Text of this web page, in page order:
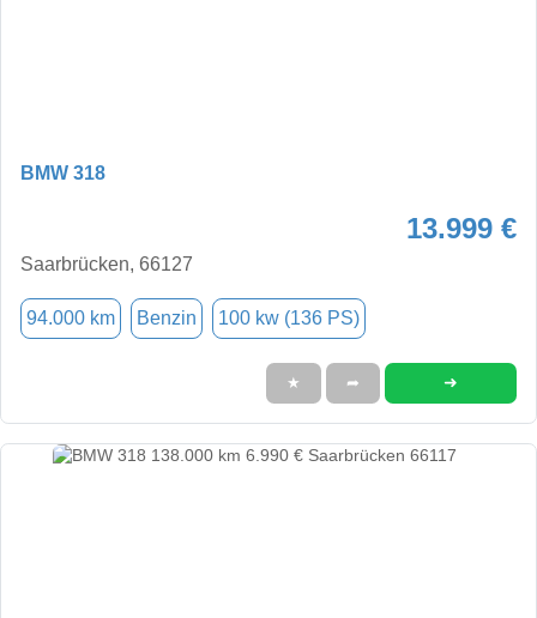
BMW 318
13.999 €
Saarbrücken, 66127
94.000 km Benzin 100 kw (136 PS)
★ ➦ ➜